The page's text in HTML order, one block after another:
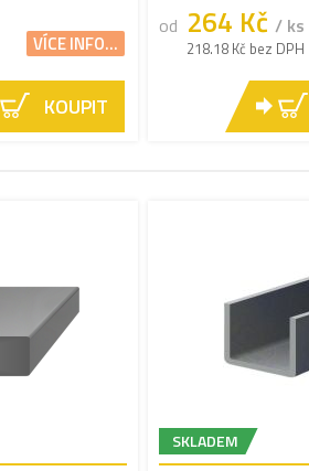
VÍCE INFO...
KOUPIT
od 264 Kč / ks
218.18 Kč bez DPH
SKLADEM